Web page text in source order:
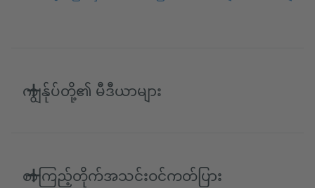
ကျွန်ုပ်တို့၏ မီဒီယာများ
စာကြည့်တိုက်အသင်းဝင်ကတ်ပြား